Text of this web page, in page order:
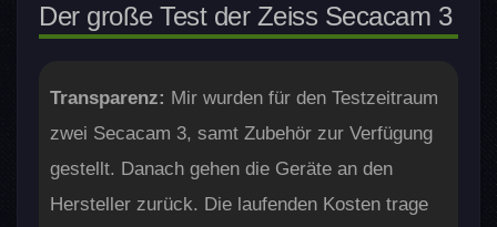
Der große Test der Zeiss Secacam 3
Transparenz: Mir wurden für den Testzeitraum
zwei Secacam 3, samt Zubehör zur Verfügung
gestellt. Danach gehen die Geräte an den
Hersteller zurück. Die laufenden Kosten trage